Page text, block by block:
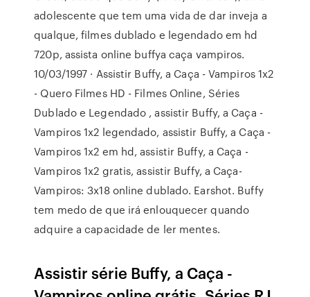
adolescente que tem uma vida de dar inveja a
qualque, filmes dublado e legendado em hd
720p, assista online buffya caça vampiros.
10/03/1997 · Assistir Buffy, a Caça - Vampiros 1x2
- Quero Filmes HD - Filmes Online, Séries
Dublado e Legendado , assistir Buffy, a Caça -
Vampiros 1x2 legendado, assistir Buffy, a Caça -
Vampiros 1x2 em hd, assistir Buffy, a Caça -
Vampiros 1x2 gratis, assistir Buffy, a Caça-
Vampiros: 3x18 online dublado. Earshot. Buffy
tem medo de que irá enlouquecer quando
adquire a capacidade de ler mentes.
Assistir série Buffy, a Caça -